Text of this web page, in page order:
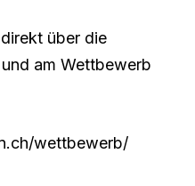
über die
am Wettbewerb
wettbewerb/